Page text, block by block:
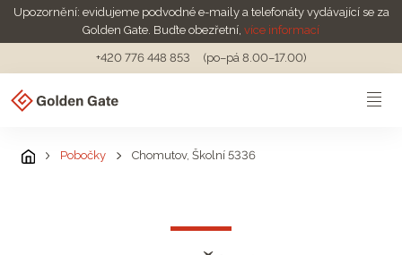
Upozornění: evidujeme podvodné e-maily a telefonáty vydávající se za
Golden Gate. Buďte obezřetní, více informací
+420 776 448 853 (po–pá 8.00–17.00)
Pobočky Chomutov, Školní 5336